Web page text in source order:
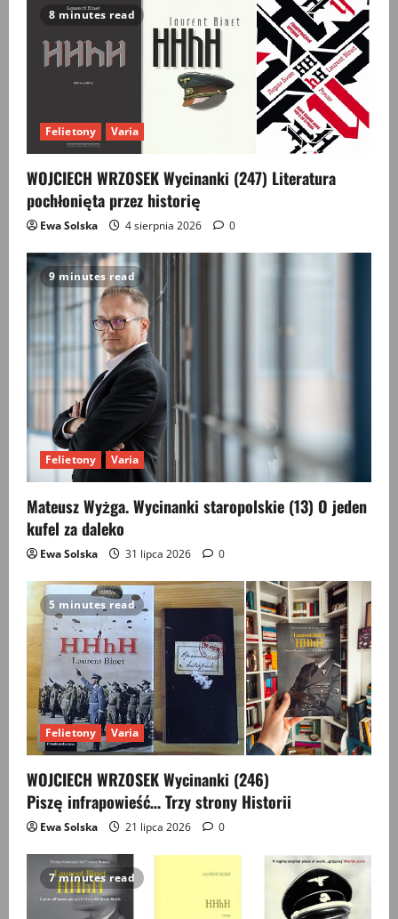
8 minutes read
Felietony Varia
WOJCIECH WRZOSEK Wycinanki (247) Literatura
pochłonięta przez historię
Ewa Solska 4 sierpnia 2026 0
9 minutes read
Felietony Varia
Mateusz Wyżga. Wycinanki staropolskie (13) O jeden
kufel za daleko
Ewa Solska 31 lipca 2026 0
5 minutes read
Felietony Varia
WOJCIECH WRZOSEK Wycinanki (246)
Piszę infrapowieść… Trzy strony Historii
Ewa Solska 21 lipca 2026 0
7 minutes read